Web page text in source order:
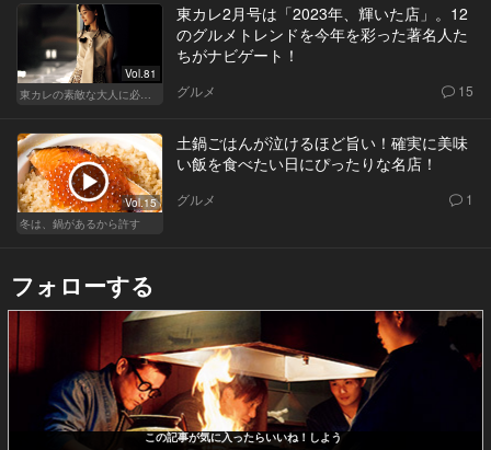
Vol.81
東カレの素敵な大人に必要なこと
東カレ2月号は「2023年、輝いた店」。12
のグルメトレンドを今年を彩った著名人た
ちがナビゲート！
グルメ 15
Vol.15
冬は、鍋があるから許す
土鍋ごはんが泣けるほど旨い！確実に美味
い飯を食べたい日にぴったりな名店！
グルメ 1
フォローする
この記事が気に入ったらいいね！しよう